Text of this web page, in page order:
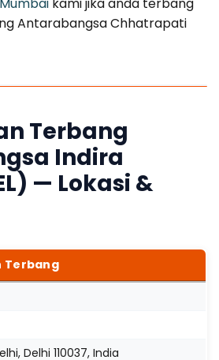
Antarabangsa Chhatrapati
Terbang
Indira
— Lokasi &
Terbang
Delhi 110037, India